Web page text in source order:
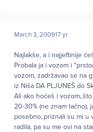
March 3, 200917 yr
Najlakše, a i najjeftinije
Probala ja i vozom i
vozom, zadržavao se na
iz Niša DA PLJUNEŠ do
Ali ako hoćeš i
20-30% (ne znam tačno),
posebno,.priznali su mi u
radila, pa su me ovi na